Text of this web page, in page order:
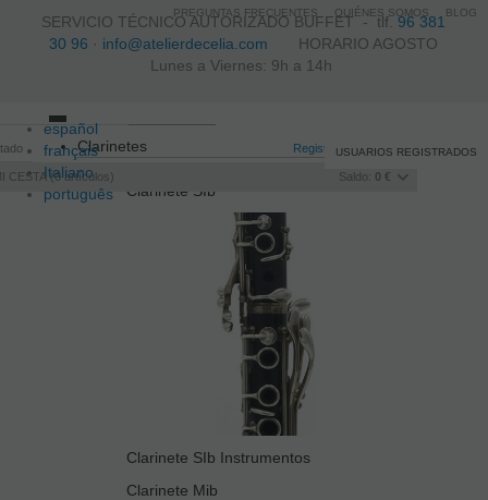
SERVICIO TÉCNICO AUTORIZADO BUFFET -tlf.96 381
30 96 · info@atelierdecelia.com HORARIO AGOSTO
Lunes a Viernes: 9h a 14h
español
français
Italiano
português
Registro /Iniciar sesión
CESTA 0artículos Saldo: 0 €
USUARIOS REGISTRADOS
Toggle
navigation
Clarinetes
Clarinete SIb
Clarinete SIb Instrumentos
Clarinete Mib
PREGUNTAS FRECUENTES QUIÉNES SOMOS BLOG